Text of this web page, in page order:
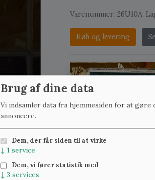
Varenummer: 26U10A.
Køb og levering
Brug af dine data
Vi indsamler data fra hjemmesiden for at gøre
annoncere.
Dem, der får siden til at virke
↓ 1 service
Dem, vi fører statistik med
↓ 3 services